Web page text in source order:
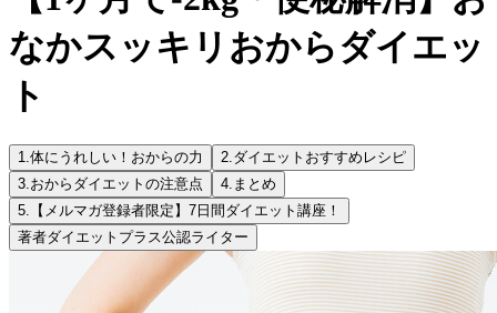
なかスッキリおからダイエッ
ト
1.体にうれしい！おからの力 2.ダイエットおすすめレシピ
3.おからダイエットの注意点 4. まとめ
5. 【メルマガ登録者限定】7日間ダイエット講座！
著者ダイエットプラス公認ライター